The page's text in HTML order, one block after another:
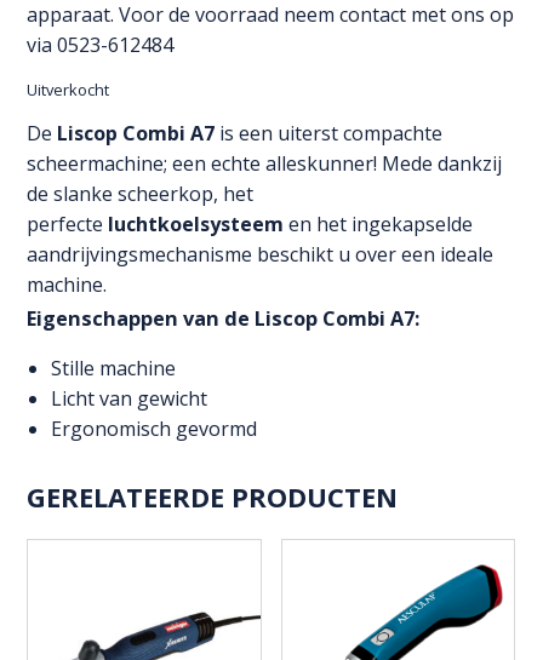
apparaat. Voor de voorraad neem contact met ons op
via 0523-612484
Uitverkocht
De Liscop Combi A7 is een uiterst compachte
scheermachine; een echte alleskunner! Mede dankzij
de slanke scheerkop, het
perfecte luchtkoelsysteem en het ingekapselde
aandrijvingsmechanisme beschikt u over een ideale
machine.
Eigenschappen van de Liscop Combi A7:
Stille machine
Licht van gewicht
Ergonomisch gevormd
GERELATEERDE PRODUCTEN